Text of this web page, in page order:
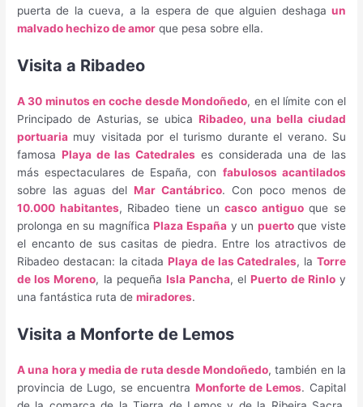
puerta de la cueva, a la espera de que alguien deshaga un
malvado hechizo de amor que pesa sobre ella.
Visita a Ribadeo
A 30 minutos en coche desde Mondoñedo, en el límite con el
Principado de Asturias, se ubica Ribadeo, una bella ciudad
portuaria muy visitada por el turismo durante el verano. Su
famosa Playa de las Catedrales es considerada una de las
más espectaculares de España, con fabulosos acantilados
sobre las aguas delMar Cantábrico. Con poco menos de
10.000 habitantes, Ribadeo tiene uncasco antiguoque se
prolonga en su magníficaPlaza España y un puertoque viste
el encanto de sus casitas de piedra. Entre los atractivos de
Ribadeo destacan: la citadaPlaya de las Catedrales, la Torre
de los Moreno, la pequeña Isla Pancha, elPuerto de Rinloy
una fantástica ruta demiradores.
Visita a Monforte de Lemos
A una hora y media de ruta desde Mondoñedo, también en la
provincia de Lugo, se encuentra Monforte de Lemos. Capital